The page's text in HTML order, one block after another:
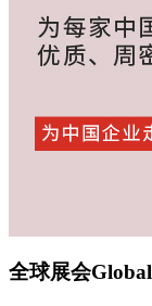
全球展会